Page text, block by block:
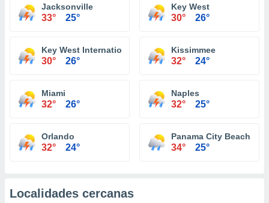
Jacksonville
33° 25°
Key West
30° 26°
Key West International Airport
30° 26°
Kissimmee
32° 24°
Miami
32° 26°
Naples
32° 25°
Orlando
32° 24°
Panama City Beach
34° 25°
Localidades cercanas